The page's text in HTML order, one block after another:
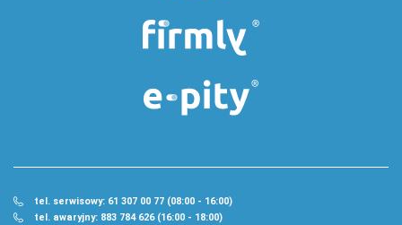
tel. serwisowy: 61 307 00 77 (08:00 - 16:00)
tel. awaryjny: 883 784 626 (16:00 - 18:00)